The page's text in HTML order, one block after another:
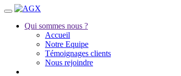
Qui sommes nous ?
Accueil
Notre Equipe
Témoignages clients
Nous rejoindre